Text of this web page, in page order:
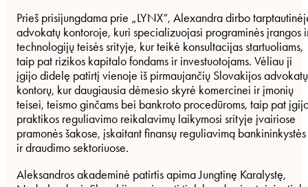
Prieš prisijungdama prie „LYNX“, Alexandra dirbo
advokatų kontoroje, kuri specializuojasi programinės įrangos
technologijų teisės srityje, kur teikė konsultacijas startuoliams,
taip pat rizikos kapitalo fondams ir investuotojams. Vėliau ji
įgijo didelę patirtį vienoje iš pirmaujančių Slovakijos advokatų
kontorų, kur daugiausia dėmesio skyrė komercinei ir įmonių
teisei, teismo ginčams bei bankroto procedūroms, taip pat
praktikos reguliavimo reikalavimų laikymosi srityje įvairiose
pramonės šakose, įskaitant finansų reguliavimą bankininkystės
ir draudimo sektoriuose.
Aleksandros akademinė patirtis apima Jungtinę Karalystę,